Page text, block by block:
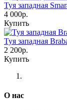
Туя западная
4 000р.
Купить
Туя западная
2 200р.
Купить
О нас